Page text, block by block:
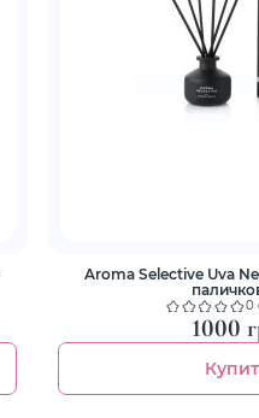
Aroma Selective Uva
0
1000